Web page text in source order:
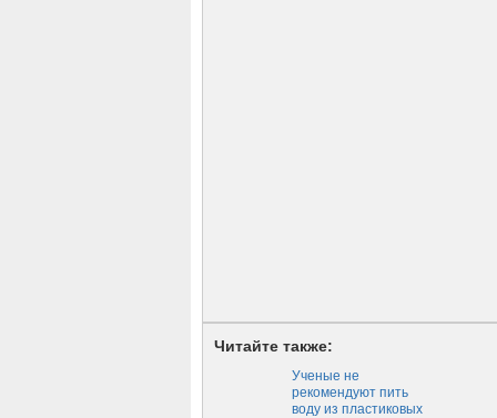
Читайте также:
Ученые не
рекомендуют пить
воду из пластиковых